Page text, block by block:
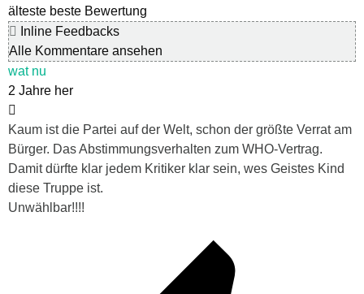
älteste beste Bewertung
Inline Feedbacks
Alle Kommentare ansehen
wat nu
2 Jahre her
Kaum ist die Partei auf der Welt, schon der größte Verrat am
Bürger. Das Abstimmungsverhalten zum WHO-Vertrag.
Damit dürfte klar jedem Kritiker klar sein, wes Geistes Kind
diese Truppe ist.
Unwählbar!!!!